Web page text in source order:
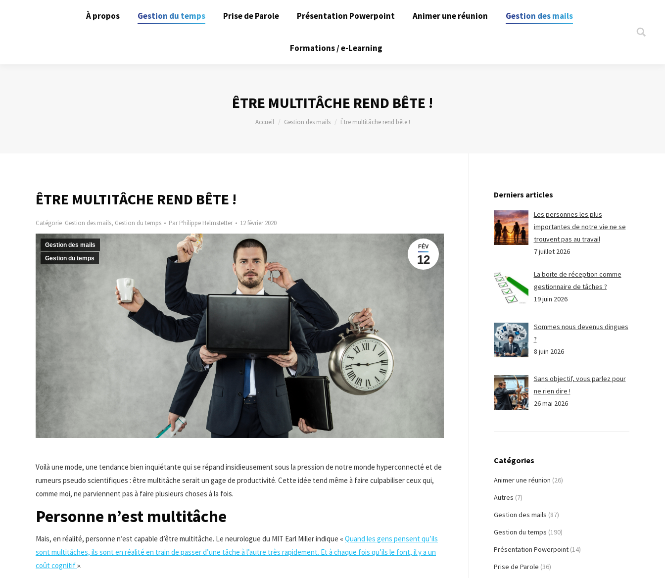
À propos Gestion du temps Prise de Parole Présentation Powerpoint Animer une réunion Gestion des mails
Formations / e-Learning
Search:
ÊTRE MULTITÂCHE REND BÊTE !
Vous êtes ici :
Accueil Gestion des mails Être multitâche rend bête !
ÊTRE MULTITÂCHE REND BÊTE !
Catégorie Gestion des mails, Gestion du temps ParPhilippe Helmstetter 12 février 2020
FÉV
12
Gestion des mails
Gestion du temps
Voilà une mode, une tendance bien inquiétante qui se répand insidieusement sous la pression de notre monde hyperconnecté et de
rumeurs pseudo scientifiques : être multitâche serait un gage de productivité. Cette idée tend même à faire culpabiliser ceux qui,
comme moi, ne parviennent pas à faire plusieurs choses à la fois.
Personne n’est multitâche
Mais, en réalité, personne n’est capable d’être multitâche. Le neurologue du MIT Earl Miller indique « Quand les gens pensent qu’ils
sont multitâches, ils sont en réalité en train de passer d’une tâche à l’autre très rapidement. Et à chaque fois qu’ils le font, il y a un
coût cognitif».
Derniers articles
Les personnes les plus
importantes de notre vie ne se
trouvent pas au travail
7 juillet 2026
La boite de réception comme
gestionnaire de tâches ?
19 juin 2026
Sommes nous devenus dingues
?
8 juin 2026
Sans objectif, vous parlez pour
ne rien dire !
26 mai 2026
Catégories
Animer une réunion (26)
Autres (7)
Gestion des mails (87)
Gestion du temps (190)
Présentation Powerpoint (14)
Prise de Parole (36)